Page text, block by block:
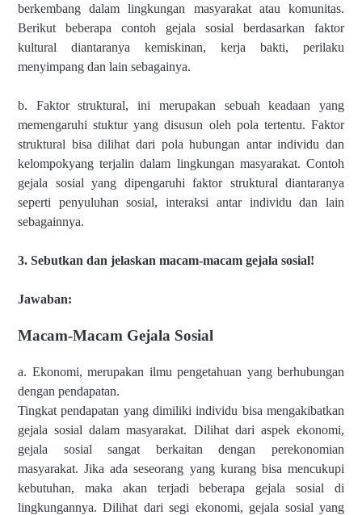
berkembang dalam lingkungan masyarakat atau komunitas.
Berikut beberapa contoh gejala sosial berdasarkan faktor
kultural diantaranya kemiskinan, kerja bakti, perilaku
menyimpang dan lain sebagainya.
b. Faktor struktural, ini merupakan sebuah keadaan yang
memengaruhi stuktur yang disusun oleh pola tertentu. Faktor
struktural bisa dilihat dari pola hubungan antar individu dan
kelompokyang terjalin dalam lingkungan masyarakat. Contoh
gejala sosial yang dipengaruhi faktor struktural diantaranya
seperti penyuluhan sosial, interaksi antar individu dan lain
sebagainnya.
3. Sebutkan dan jelaskan macam-macam gejala sosial!
Jawaban:
Macam-Macam Gejala Sosial
a. Ekonomi, merupakan ilmu pengetahuan yang berhubungan
dengan pendapatan.
Tingkat pendapatan yang dimiliki individu bisa mengakibatkan
gejala sosial dalam masyarakat. Dilihat dari aspek ekonomi,
gejala sosial sangat berkaitan dengan perekonomian
masyarakat. Jika ada seseorang yang kurang bisa mencukupi
kebutuhan, maka akan terjadi beberapa gejala sosial di
lingkungannya. Dilihat dari segi ekonomi, gejala sosial yang